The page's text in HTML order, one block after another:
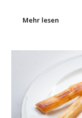
Mehr lesen